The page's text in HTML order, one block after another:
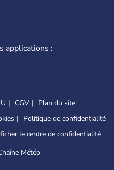
applications :
CGV
Plan du site
Politique de confidentialité
le centre de confidentialité
Météo